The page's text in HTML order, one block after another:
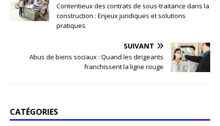
Contentieux des contrats de sous-traitance dans la
construction : Enjeux juridiques et solutions
pratiques
SUIVANT
Abus de biens sociaux : Quand les dirigeants
franchissent la ligne rouge
CATÉGORIES